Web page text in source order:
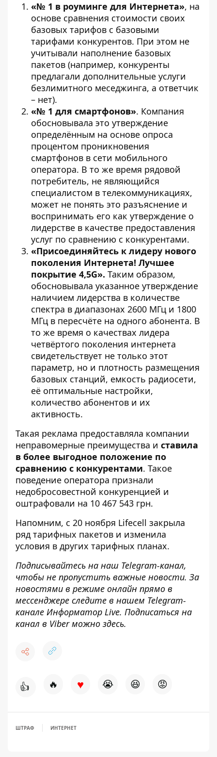
«№ 1 в роуминге для Интернета», на
основе сравнения стоимости своих
базовых тарифов с базовыми
тарифами конкурентов. При этом не
учитывали наполнение базовых
пакетов (например, конкуренты
предлагали дополнительные услуги
безлимитного меседжинга, а ответчик
– нет).
«№ 1 для смартфонов». Компания
обосновывала это утверждение
определённым на основе опроса
процентом проникновения
смартфонов в сети мобильного
оператора. В то же время рядовой
потребитель, не являющийся
специалистом в телекоммуникациях,
может не понять это разъяснение и
воспринимать его как утверждение о
лидерстве в качестве предоставления
услуг по сравнению с конкурентами.
«Присоединяйтесь к лидеру нового
поколения Интернета! Лучшее
покрытие 4,5G». Таким образом,
обосновывала указанное утверждение
наличием лидерства в количестве
спектра в диапазонах 2600 МГц и 1800
МГц в пересчёте на одного абонента. В
то же время о качествах лидера
четвёртого поколения интернета
свидетельствует не только этот
параметр, но и плотность размещения
базовых станций, емкость радиосети,
её оптимальные настройки,
количество абонентов и их
активность.
Такая реклама предоставляла компании
неправомерные преимущества и ставила
в более выгодное положение по
сравнению с конкурентами. Такое
поведение оператора признали
недобросовестной конкуренцией и
оштрафовали на 10 467 543 грн.
Напомним, с 20 ноября Lifecell закрыла
ряд тарифных пакетов и изменила
условия в других тарифных планах.
Подписывайтесь на наш Telegram-канал,
чтобы не пропустить важные новости. За
новостями в режиме онлайн прямо в
мессенджере следите в нашем Telegram-
канале Информатор Live. Подписаться на
канал в Viber можно здесь.
👍 🔥 ♥ 😭 😆 😡
ШТРАФ ИНТЕРНЕТ